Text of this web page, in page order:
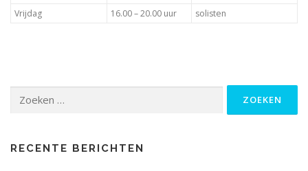
Vrijdag 16.00 – 20.00 uur solisten
naar:
RECENTE BERICHTEN